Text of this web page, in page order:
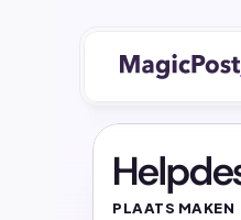
PLAATS MAKEN